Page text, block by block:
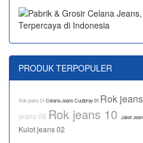
PRODUK TERPOPULER
Rok jeans 01 Celana Jeans Cuutbray 01 Rok
jeans 08 Rok jeans 10 Jaket
Kulot jeans 02